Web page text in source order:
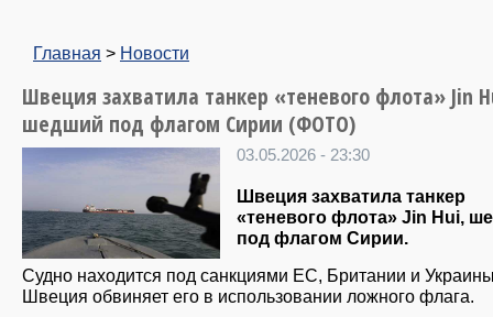
Главная > Новости
Швеция захватила танкер «теневого флота» Jin
шедший под флагом Сирии (ФОТО)
03.05.2026 - 23:30
Швеция захватила танкер
«теневого флота» Jin Hui,
под флагом Сирии.
Судно находится под санкциями ЕС, Британии и
Швеция обвиняет его в использовании ложного флага.